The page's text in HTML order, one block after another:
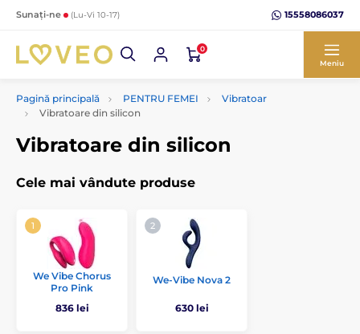
Sunați-ne (Lu-Vi 10-17) 15558086037
0
Meniu
Pagină principală PENTRU FEMEI
Vibratoar
Vibratoare din silicon
Vibratoare din silicon
Cele mai vândute produse
We Vibe Chorus
Pro Pink
836 lei
We-Vibe Nova 2
630 lei